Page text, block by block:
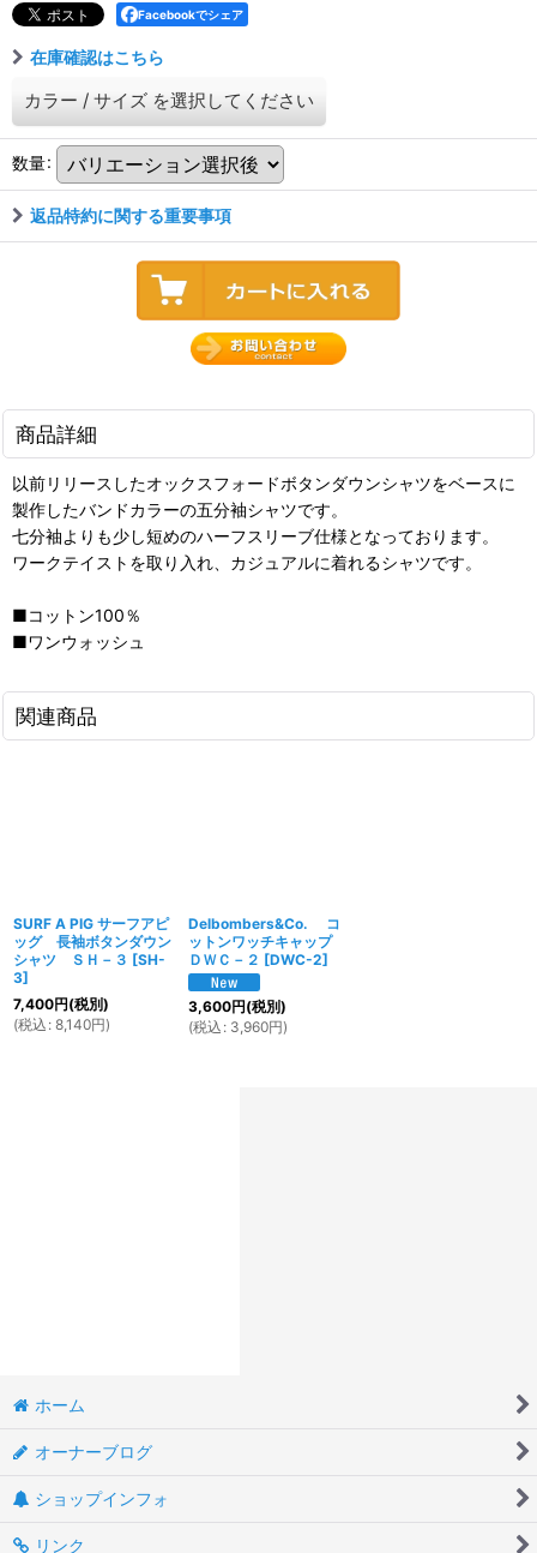
Facebookでシェア
在庫確認はこちら
カラー / サイズ を選択してください
数量:
返品特約に関する重要事項
商品詳細
以前リリースしたオックスフォードボタンダウンシャツをベースに
製作したバンドカラーの五分袖シャツです。
七分袖よりも少し短めのハーフスリーブ仕様となっております。
ワークテイストを取り入れ、カジュアルに着れるシャツです。
■コットン100％
■ワンウォッシュ
関連商品
SURF A PIG サーフアピ
ッグ 長袖ボタンダウン
シャツ ＳＨ－３ [SH-
3]
7,400円(税別)
(税込 : 8,140円)
Delbombers&Co. コ
ットンワッチキャップ
ＤＷＣ－２ [DWC-2]
3,600円(税別)
(税込 : 3,960円)
ホーム
オーナーブログ
ショップインフォ
リンク